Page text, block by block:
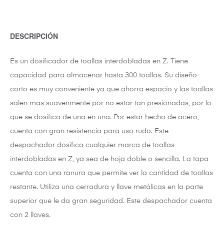
DESCRIPCIÓN
Es un dosificador de toallas interdobladas en Z. Tiene
capacidad para almacenar hasta 300 toallas. Su diseño
corto es muy conveniente ya que ahorra espacio y las toallas
salen mas suavenmente por no estar tan presionadas, por lo
que se dosifica de una en una. Por estar hecho de acero,
cuenta con gran resistencia para uso rudo. Este
despachador dosifica cualquier marca de toallas
interdobladas en Z, ya sea de hoja doble o sencilla. La tapa
cuenta con una ranura que permite ver la cantidad de toallas
restante. Utiliza una cerradura y llave metálicas en la parte
superior que le da gran seguridad. Este despachador cuenta
con 2 llaves.